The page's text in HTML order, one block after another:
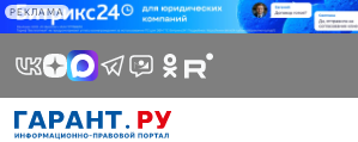
РЕКЛАМА